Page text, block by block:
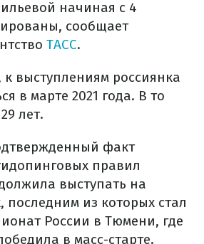
начиная с 4
сообщает
ТАСС.
выступлениям россиянка
в марте 2021 года. В то
лет.
факт
правил
выступать на
последним из которых стал
России в Тюмени, где
в масс-старте.